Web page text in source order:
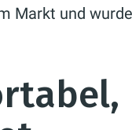
Markt und